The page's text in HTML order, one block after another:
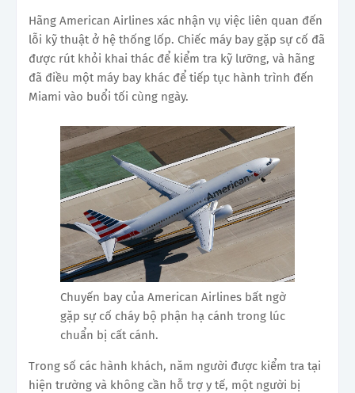
Hãng American Airlines xác nhận vụ việc liên quan đến
lỗi kỹ thuật ở hệ thống lốp. Chiếc máy bay gặp sự cố đã
được rút khỏi khai thác để kiểm tra kỹ lưỡng, và hãng
đã điều một máy bay khác để tiếp tục hành trình đến
Miami vào buổi tối cùng ngày.
Chuyến bay của American Airlines bất ngờ
gặp sự cố cháy bộ phận hạ cánh trong lúc
chuẩn bị cất cánh.
Trong số các hành khách, năm người được kiểm tra tại
hiện trường và không cần hỗ trợ y tế, một người bị